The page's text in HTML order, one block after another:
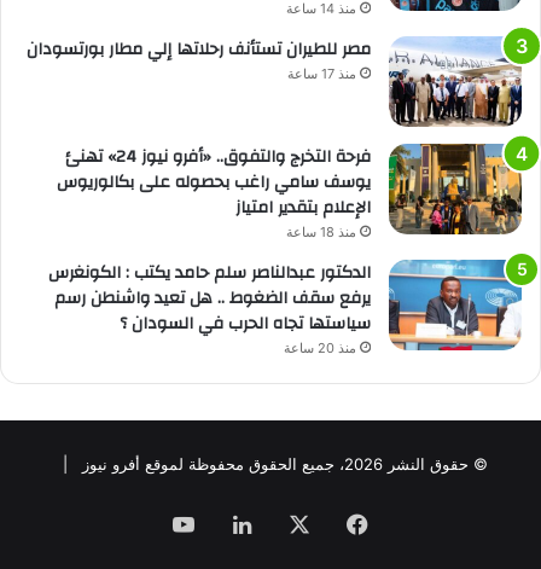
منذ 14 ساعة
مصر للطيران تستأنف رحلاتها إلي مطار بورتسودان
منذ 17 ساعة
فرحة التخرج والتفوق.. «أفرو نيوز 24» تهنئ
يوسف سامي راغب بحصوله على بكالوريوس
الإعلام بتقدير امتياز
منذ 18 ساعة
الدكتور عبدالناصر سلم حامد يكتب : الكونغرس
يرفع سقف الضغوط .. هل تعيد واشنطن رسم
سياستها تجاه الحرب في السودان ؟
منذ 20 ساعة
© حقوق النشر 2026، جميع الحقوق محفوظة لموقع أفرو نيوز |
فيسبوك لينكدإن